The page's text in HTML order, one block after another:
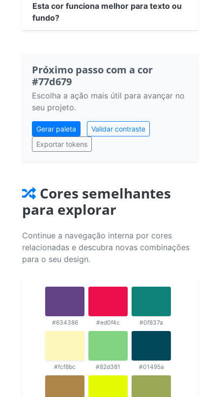
Esta cor funciona melhor para texto ou
fundo?
Próximo passo com a cor
#77d679
Escolha a ação mais útil para avançar no
seu projeto.
Gerar paleta
Validar contraste
Exportar tokens
Cores semelhantes
para explorar
Continue a navegação interna por cores
relacionadas e descubra novas combinações
para o seu design.
#634386 #ed0f4c #0f837a
#fcf8bc #82d381 #01495a